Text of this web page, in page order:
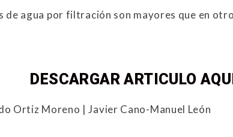
de agua por filtración son mayores que en
DESCARGAR ARTICULO AQUI
Ortiz Moreno | Javier Cano-Manuel León